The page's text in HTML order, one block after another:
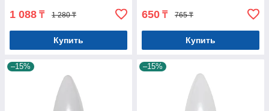
1 088 ₸ 1 280 ₸
Купить
650 ₸ 765 ₸
Купить
–15% –15%